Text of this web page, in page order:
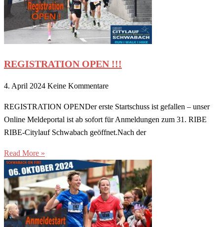
REGISTRATION OPEN !!!
4. April 2024 Keine Kommentare
REGISTRATION OPENDer erste Startschuss ist gefallen – unser
Online Meldeportal ist ab sofort für Anmeldungen zum 31. RIBE
RIBE-Citylauf Schwabach geöffnet.Nach der
Read More »